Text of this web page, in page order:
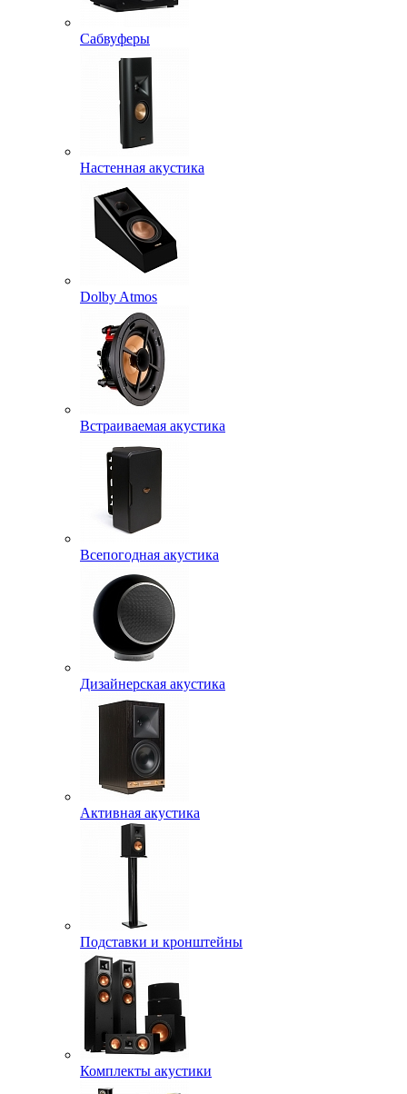
Сабвуферы
Настенная акустика
Dolby Atmos
Встраиваемая акустика
Всепогодная акустика
Дизайнерская акустика
Активная акустика
Подставки и кронштейны
Комплекты акустики